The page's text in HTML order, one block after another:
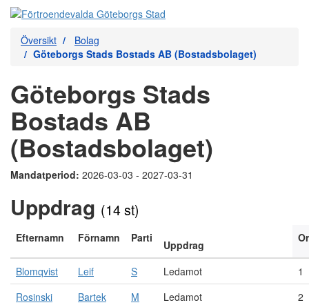
Översikt
Bolag
Göteborgs Stads Bostads AB (Bostadsbolaget)
Göteborgs Stads
Bostads AB
(Bostadsbolaget)
Mandatperiod: 2026-03-03 - 2027-03-31
Uppdrag (14 st)
Efternamn Förnamn Parti
Uppdrag
Blomqvist Leif S Ledamot
1
Rosinski
Bartek M Ledamot
2